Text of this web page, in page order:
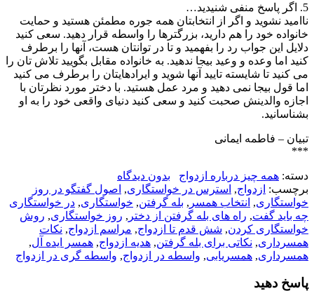
5. اگر پاسخ منفی شنیدید…
ناامید نشوید و اگر از انتخابتان همه جوره مطمئن هستید و حمایت
خانواده خود را هم دارید، بزرگترها را واسطه قرار دهید. سعی کنید
دلایل این جواب رد را بفهمید و تا در توانتان هست، آنها را برطرف
کنید اما وعده و وعید بیجا ندهید. به خانواده مقابل بگویید تلاش تان را
می کنید تا شایسته تایید آنها شوید و ایرادهایتان را برطرف می کنید
اما قول بیجا نمی دهید و مرد عمل هستید. با دختر مورد نظرتان با
اجازه والدینش صحبت کنید و سعی کنید دنیای واقعی خود را به او
بشناسانید.
تبیان – فاطمه ایمانی
***
دسته: همه چیز درباره ازدواج
بدون دیدگاه
برچسب: ازدواج, استرس در خواستگاری, اصول گفتگو در روز
خواستگاری, انتخاب همسر , بله گرفتن, خواستگاری, در خواستگاری
چه باید گفت, راه های بله گرفتن از دختر , روز خواستگاری, روش
خواستگاری کردن, شش قدم تا ازدواج, مراسم ازدواج, نکات
همسرداری, نکاتی برای بله گرفتن, هدیه ازدواج, همسر ایده آل,
همسرداری, همسریابی, واسطه در ازدواج, واسطه گری در ازدواج
پاسخ دهید